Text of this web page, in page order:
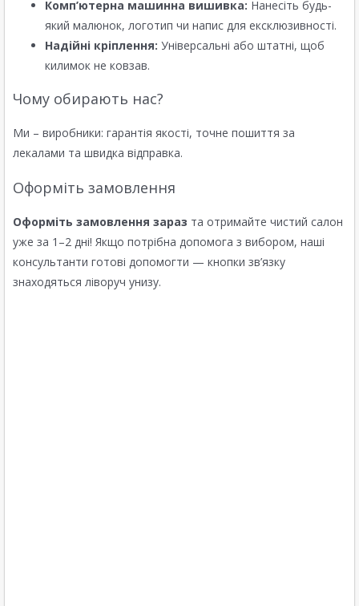
Комп’ютерна машинна вишивка: Нанесіть будь-
який малюнок, логотип чи напис для ексклюзивності.
Надійні кріплення: Універсальні або штатні, щоб
килимок не ковзав.
Чому обирають нас?
Ми – виробники: гарантія якості, точне пошиття за
лекалами та швидка відправка.
Оформіть замовлення
Оформіть замовлення зараз та отримайте чистий салон
уже за 1–2 дні! Якщо потрібна допомога з вибором, наші
консультанти готові допомогти — кнопки зв’язку
знаходяться ліворуч унизу.